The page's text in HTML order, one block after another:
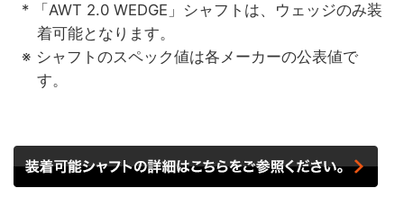
* 「AWT 2.0 WEDGE」シャフトは、ウェッジのみ装
着可能となります。
※ シャフトのスペック値は各メーカーの公表値で
す。